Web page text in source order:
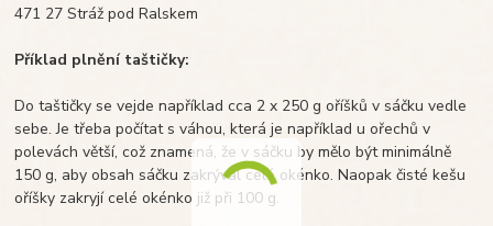
471 27 Stráž pod Ralskem
Příklad plnění taštičky:
Do taštičky se vejde například cca 2 x 250 g oříšků v sáčku vedle
sebe. Je třeba počítat s váhou, která je například u ořechů v
polevách větší, což znamená, že v sáčku by mělo být minimálně
150 g, aby obsah sáčku zakrýval celé okénko. Naopak čisté kešu
oříšky zakryjí celé okénko již při 100 g.